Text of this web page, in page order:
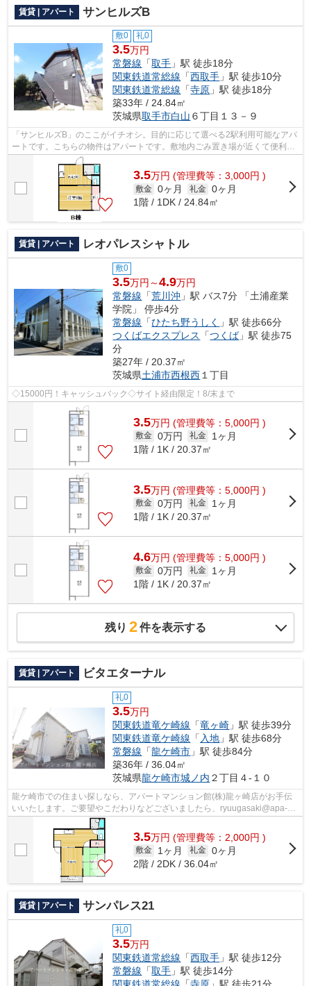
賃貸 | アパート サンヒルズB
敷0 礼0
3.5万円
常磐線 「取手 」駅 徒歩18分
関東鉄道常総線 「西取手 」駅 徒歩10分
関東鉄道常総線 「寺原 」駅 徒歩18分
築33年 / 24.84㎡
茨城県取手市白山 ６丁目１３－９
「サンヒルズB」のここがイチオシ。目的に応じて選べる2駅利用可能なアパ
ートです。こちらの物件はアパートです。敷地内ごみ置き場が近くて便利。
こだわりたい条件などがあれば、0297-...
3.5万円 (管理費等：3,000円 )
敷金 0ヶ月 礼金 0ヶ月
1階 / 1DK / 24.84㎡
賃貸 | アパート レオパレスシャトル
敷0
3.5万円～4.9万円
常磐線 「荒川沖 」駅 バス7分 「土浦産業
学院」 停歩4分
常磐線 「ひたち野うしく
」駅 徒歩66分
つくばエクスプレス
「つくば」駅 徒歩75
分
築27年 / 20.37㎡
茨城県土浦市西根西１丁目
◇15000円！キャッシュバック◇サイト経由限定！8/末まで
3.5万円 (管理費等：5,000円 )
敷金 0万円 礼金
1ヶ月
1階 / 1K / 20.37㎡
3.5万円 (管理費等：5,000円 )
敷金 0万円 礼金
1ヶ月
1階 / 1K / 20.37㎡
4.6万円 (管理費等：5,000円 )
敷金 0万円 礼金
1ヶ月
1階 / 1K / 20.37㎡
残り 2件を表示する
賃貸 | アパート ビタエターナル
礼0
3.5万円
関東鉄道竜ケ崎線 「竜ヶ崎 」駅 徒歩39分
関東鉄道竜ケ崎線 「 入地 」駅 徒歩68分
常磐線 「龍ケ崎市 」駅 徒歩84分
築36年 / 36.04㎡
茨城県龍ケ崎市城ノ内 ２丁目４-１０
龍ケ崎市での住まい探しなら、アパートマンション館(株)龍ヶ崎店がお手伝
いいたします。ご要望やこだわりなどございましたら、ryuugasaki@apa-
to.co.jpにてお申し付け下さい。お部屋探...
3.5万円 (管理費等：2,000円 )
敷金 1ヶ月 礼金 0ヶ月
2階 / 2DK / 36.04㎡
賃貸 | アパート サンパレス21
礼0
3.5万円
関東鉄道常総線 「西取手 」駅 徒歩12分
常磐線 「取手 」駅 徒歩14分